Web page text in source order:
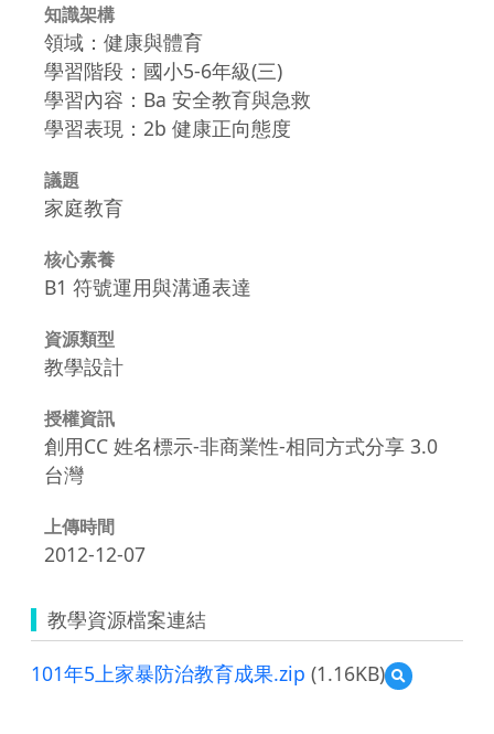
知識架構
領域：健康與體育
學習階段：國小5-6年級(三)
學習內容：Ba 安全教育與急救
學習表現：2b 健康正向態度
議題
家庭教育
核心素養
B1 符號運用與溝通表達
資源類型
教學設計
授權資訊
創用CC 姓名標示-非商業性-相同方式分享 3.0
台灣
上傳時間
2012-12-07
教學資源檔案連結
101年5上家暴防治教育成果.zip (1.16KB)
預
覽